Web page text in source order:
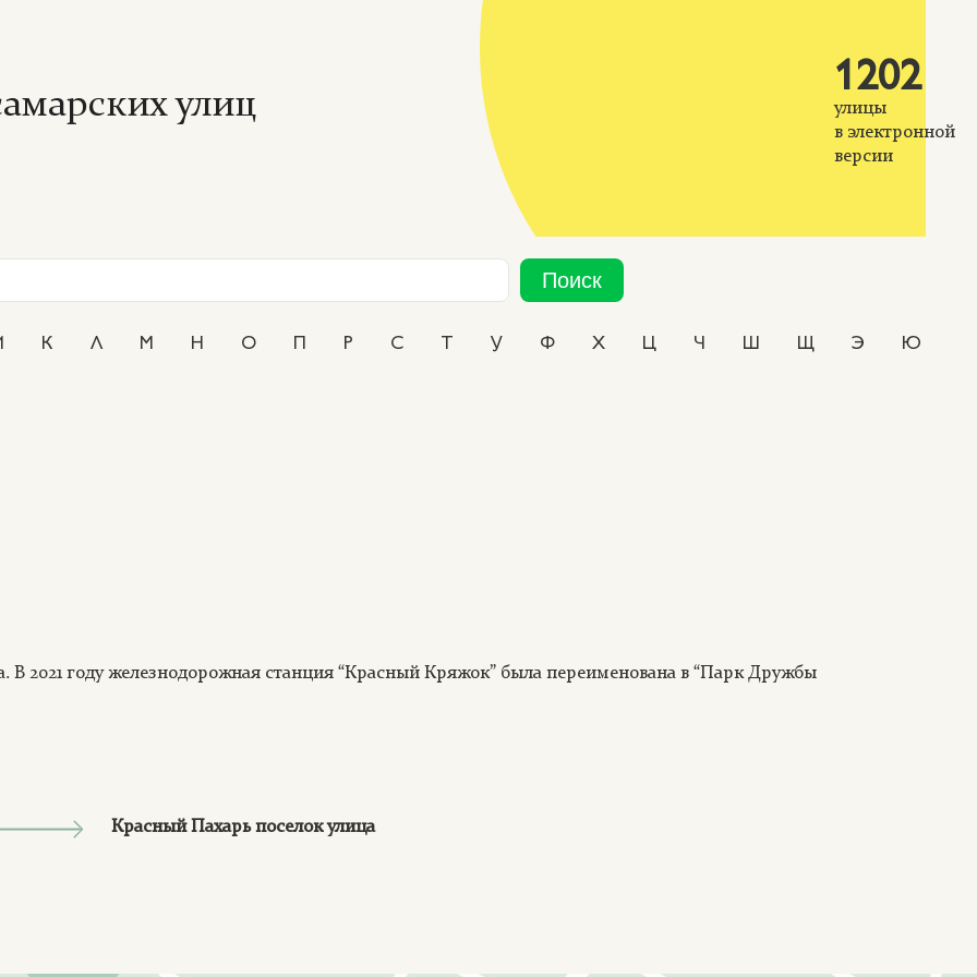
улиц
1202
улицы
в электронной
версии
Поиск
К Л М Н О Р С У Ф Х Ц Ч Ш Щ Э
Ю
2021 году железнодорожная станция “Красный Кряжок” была переименована в “Парк Дружбы
Красный Пахарь поселок улица